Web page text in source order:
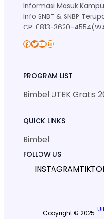
Informasi Masuk
Info SNBT & SNBP
CP: 0813-3620-
Facebook Twitter YouTube LinkedIn
PROGRAM LIST
Bimbel UTBK Gratis
QUICK LINKS
Bimbel
FOLLOW US
INSTAGRAM
Copyright © 2025 ·